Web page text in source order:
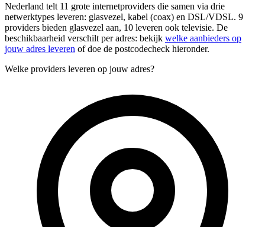
Nederland telt 11 grote internetproviders die samen via drie
netwerktypes leveren: glasvezel, kabel (coax) en DSL/VDSL. 9
providers bieden glasvezel aan, 10 leveren ook televisie. De
beschikbaarheid verschilt per adres: bekijk welke aanbieders op
jouw adres leveren of doe de postcodecheck hieronder.
Welke providers leveren op jouw adres?